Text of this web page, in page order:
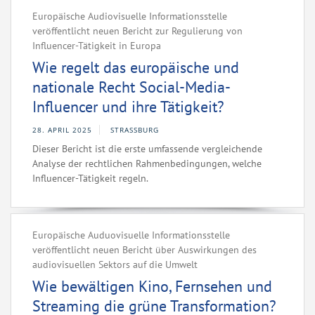
Europäische Audiovisuelle Informationsstelle
veröffentlicht neuen Bericht zur Regulierung von
Influencer-Tätigkeit in Europa
Wie regelt das europäische und
nationale Recht Social-Media-
Influencer und ihre Tätigkeit?
28. APRIL 2025 STRASSBURG
Dieser Bericht ist die erste umfassende vergleichende
Analyse der rechtlichen Rahmenbedingungen, welche
Influencer-Tätigkeit regeln.
Europäische Auduovisuelle Informationsstelle
veröffentlicht neuen Bericht über Auswirkungen des
audiovisuellen Sektors auf die Umwelt
Wie bewältigen Kino, Fernsehen und
Streaming die grüne Transformation?